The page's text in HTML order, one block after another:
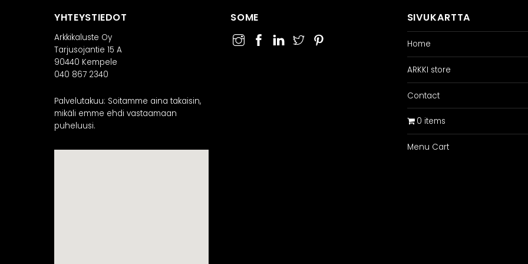
YHTEYSTIEDOT
Arkkikaluste Oy
Tarjusojantie 15 A
90440 Kempele
040 867 2340
Palvelutakuu: Soitamme aina takaisin,
mikäli emme ehdi vastaamaan
puheluusi.
SOME SIVUKARTTA
Home
ARKKI store
Contact
0 items
Menu Cart